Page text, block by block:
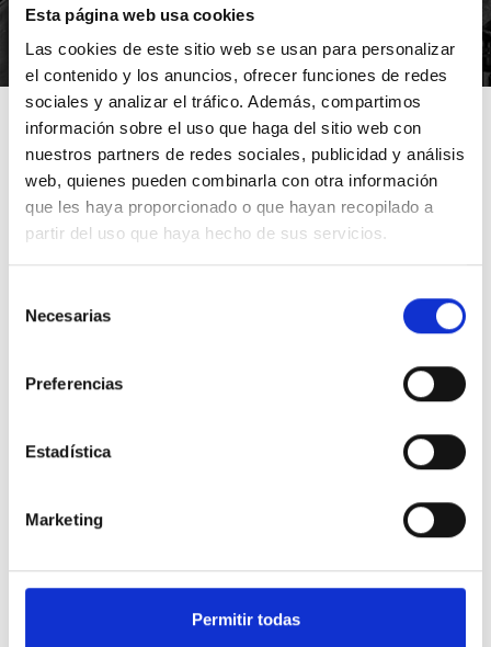
Esta página web usa cookies
Las cookies de este sitio web se usan para personalizar
el contenido y los anuncios, ofrecer funciones de redes
sociales y analizar el tráfico. Además, compartimos
información sobre el uso que haga del sitio web con
nuestros partners de redes sociales, publicidad y análisis
web, quienes pueden combinarla con otra información
que les haya proporcionado o que hayan recopilado a
partir del uso que haya hecho de sus servicios.
Necesarias
Preferencias
Estadística
Marketing
Permitir todas
*Suscribiéndote aceptas nuestra política de privacidad
Soluciones en equipamiento
de Hostelería y frío industrial.